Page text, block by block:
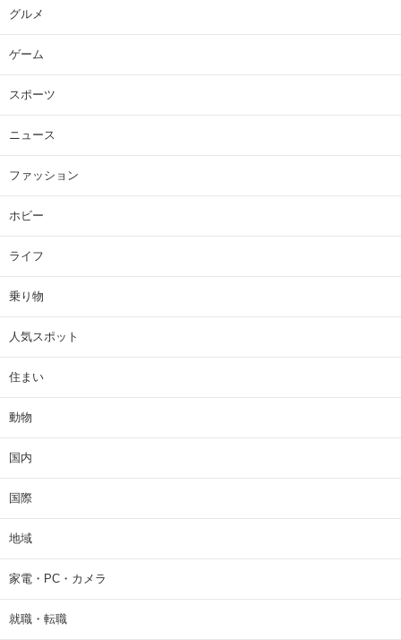
グルメ
ゲーム
スポーツ
ニュース
ファッション
ホビー
ライフ
乗り物
人気スポット
住まい
動物
国内
国際
地域
家電・PC・カメラ
就職・転職